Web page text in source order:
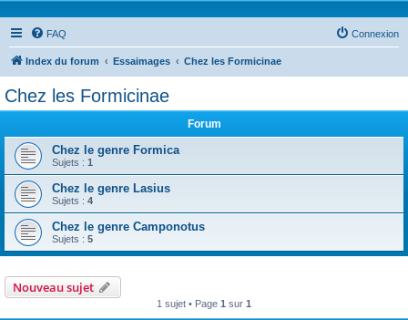
FAQ Connexion
Index du forum Essaimages Chez les Formicinae
Chez les Formicinae
Forum
Chez le genre Formica
Sujets : 1
Chez le genre Lasius
Sujets : 4
Chez le genre Camponotus
Sujets : 5
Nouveau sujet
1 sujet • Page 1 sur 1